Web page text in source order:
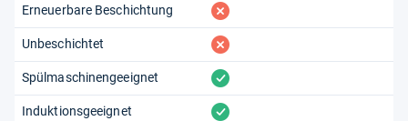
Erneuerbare Beschichtung fehlt
Unbeschichtet fehlt
Spülmaschinengeeignet vorhanden
Induktionsgeeignet vorhanden